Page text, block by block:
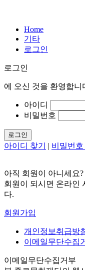
Home
기타
로그인
로그인
에 오신 것을 환영합니
아이디
비밀번호
로그인
아이디 찾기 | 비밀번호
아직 회원이 아니세요?
회원이 되시면 온라인
다.
회원가입
개인정보취급방
이메일무단수집
이메일무단수집거부